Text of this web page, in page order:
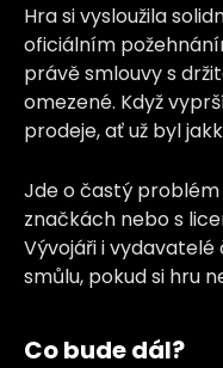
Hra si vysloužila
oficiálním
právě smlouvy s
omezené. Když
prodeje, ať už byl
Jde o častý
značkách nebo s
Vývojáři i vydavatelé
smůlu, pokud si hru
Co bude dál?